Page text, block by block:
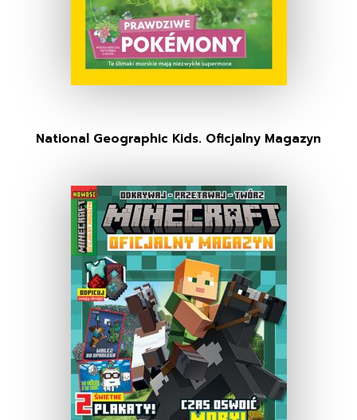
National Geographic Kids. Oficjalny Magazyn